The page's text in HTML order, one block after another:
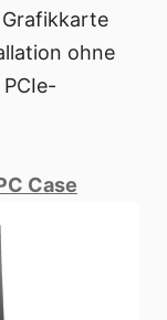
ohne
Case